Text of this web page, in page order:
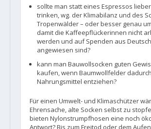
sollte man statt eines Espressos
trinken, wg. der Klimabilanz und des
Tropenwälder – oder besser genau
damit die Kaffeepflückerinnen nicht
werden und auf Spenden aus
angewiesen sind?
kann man Bauwollsocken guten
kaufen, wenn Baumwollfelder
Nahrungsmittel entziehen?
Für einen Umwelt- und Klimaschützer
Ehrensache, alte Socken selbst zu
bieten Nylonstrumpfhosen eine noch
Antwort? Bis zum Freitod oder dem